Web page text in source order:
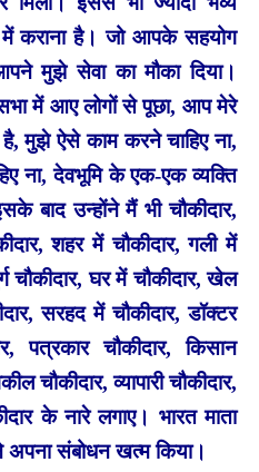
कराना है। जो आपके सहयोग
मुझे सेवा का मौका दिया।
में आए लोगों से पूछा, आप मेरे
मुझे ऐसे काम करने चाहिए ना,
देवभूमि के एक-एक व्यक्ति
बाद उन्होंने मैं भी चौकीदार,
शहर में चौकीदार, गली में
चौकीदार, घर में चौकीदार, खेल
सरहद में चौकीदार, डॉक्टर
पत्रकार चौकीदार, किसान
चौकीदार, व्यापारी चौकीदार,
के नारे लगाए। भारत माता
संबोधन खत्म किया।